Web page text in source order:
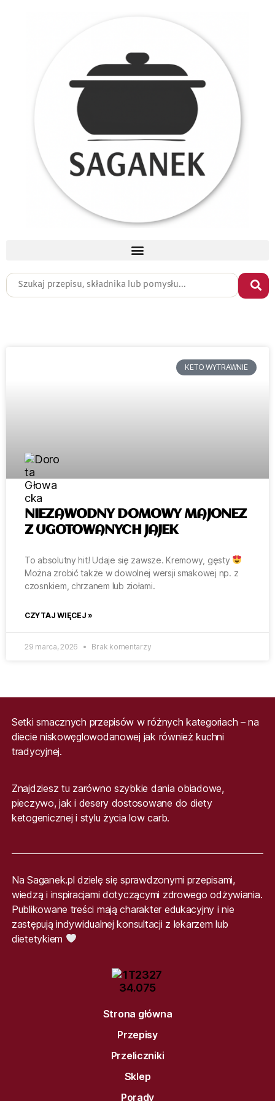
KETO WYTRAWNIE
NIEZAWODNY DOMOWY MAJONEZ
Z UGOTOWANYCH JAJEK
To absolutny hit! Udaje się zawsze. Kremowy, gęsty
Można zrobić także w dowolnej wersji smakowej np. z
czosnkiem, chrzanem lub ziołami.
CZYTAJ WIĘCEJ »
29 marca, 2026 Brak komentarzy
Setki smacznych przepisów w różnych kategoriach – na
diecie niskowęglowodanowej jak również kuchni
tradycyjnej.
Znajdziesz tu zarówno szybkie dania obiadowe,
pieczywo, jak i desery dostosowane do diety
ketogenicznej i stylu życia low carb.
Na Saganek.pl dzielę się sprawdzonymi przepisami,
wiedzą i inspiracjami dotyczącymi zdrowego odżywiania.
Publikowane treści mają charakter edukacyjny i nie
zastępują indywidualnej konsultacji z lekarzem lub
dietetykiem
Strona główna
Przepisy
Przeliczniki
Sklep
Porady